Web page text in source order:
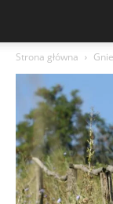
Strona główna